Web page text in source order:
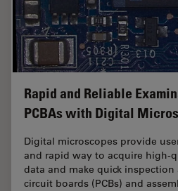
Rapid and Reliable
PCBAs with Digital
Digital microscopes provide
and rapid way to acquire high-
data and make quick
circuit boards (PCBs) and